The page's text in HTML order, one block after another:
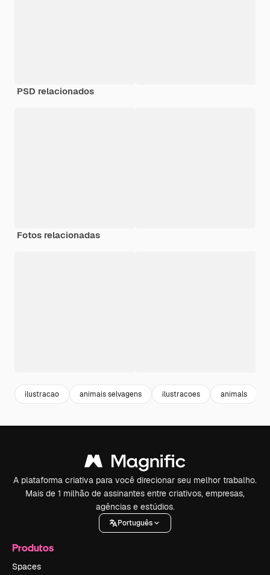
PSD relacionados
Fotos relacionadas
ilustracao animais selvagens ilustracoes animals
A plataforma criativa para você direcionar seu melhor trabalho.
Mais de 1 milhão de assinantes entre criativos, empresas,
agências e estúdios.
Português
Produtos
Spaces